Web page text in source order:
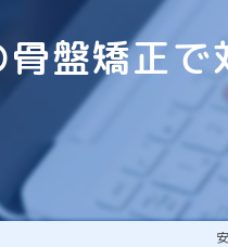
盤矯正